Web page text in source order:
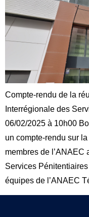
Compte-rendu de la
Interrégionale des
06/02/2025 à 10h00
un compte-rendu sur
membres de
Services
équipes de l’ANAEC